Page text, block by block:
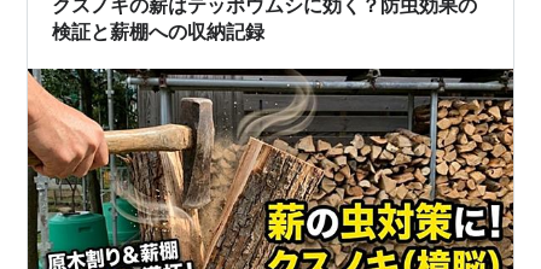
クスノキの薪はテッポウムシに効く？防虫効果の
検証と薪棚への収納記録